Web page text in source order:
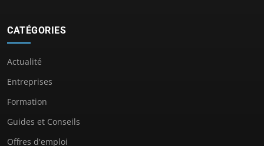
CATÉGORIES
Actualité
Entreprises
Formation
Guides et Conseils
Offres d'emploi